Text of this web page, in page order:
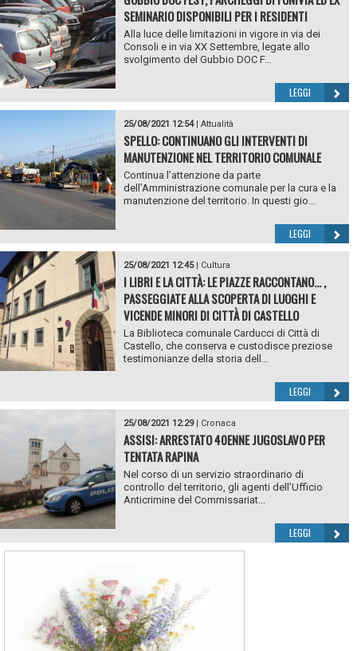
SEMINARIO DISPONIBILI PER I RESIDENTI
Alla luce delle limitazioni in vigore in via dei
Consoli e in via XX Settembre, legate allo
svolgimento del Gubbio DOC F...
LEGGI
25/08/2021 12:54| Attualità
SPELLO: CONTINUANO GLI INTERVENTI DI
MANUTENZIONE NEL TERRITORIO COMUNALE
Continua l’attenzione da parte
dell’Amministrazione comunale per la cura e la
manutenzione del territorio. In questi gio...
LEGGI
25/08/2021 12:45| Cultura
I LIBRI E LA CITTÀ: LE PIAZZE RACCONTANO... ,
PASSEGGIATE ALLA SCOPERTA DI LUOGHI E
VICENDE MINORI DI CITTÀ DI CASTELLO
La Biblioteca comunale Carducci di Città di
Castello, che conserva e custodisce preziose
testimonianze della storia dell...
LEGGI
25/08/2021 12:29| Cronaca
ASSISI: ARRESTATO 40ENNE JUGOSLAVO PER
TENTATA RAPINA
Nel corso di un servizio straordinario di
controllo del territorio, gli agenti dell’Ufficio
Anticrimine del Commissariat...
LEGGI